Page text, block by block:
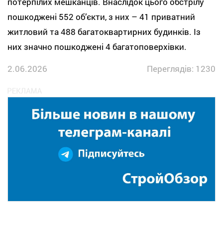
пошкоджені 552 об’єкти, з них – 41 приватний
житловий та 488 багатоквартирних будинків. Із
них значно пошкоджені 4 багатоповерхівки.
2.06.2026
Переглядів: 1230